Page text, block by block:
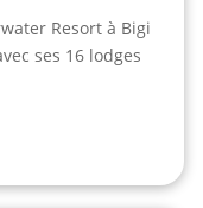
Resort à Bigi
ses 16 lodges